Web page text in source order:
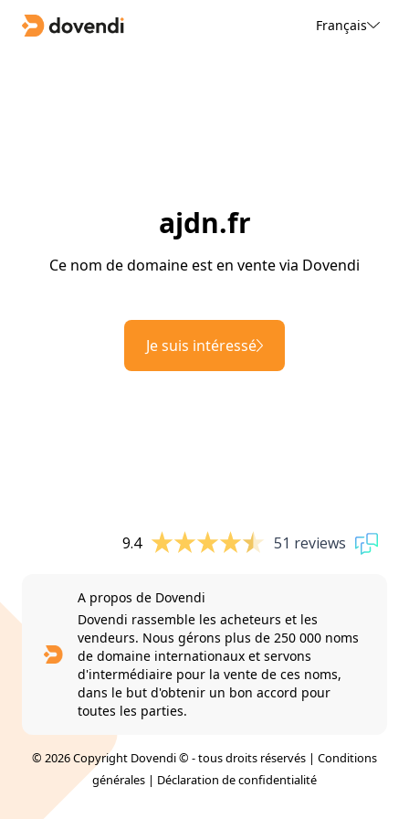
Français
ajdn.fr
Ce nom de domaine est en vente via Dovendi
Je suis intéressé
9.4 51 reviews
A propos de Dovendi
Dovendi rassemble les acheteurs et les
vendeurs. Nous gérons plus de 250 000 noms
de domaine internationaux et servons
d'intermédiaire pour la vente de ces noms,
dans le but d'obtenir un bon accord pour
toutes les parties.
© 2026 Copyright Dovendi © - tous droits réservés | Conditions
générales | Déclaration de confidentialité